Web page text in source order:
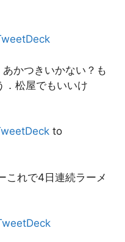
あかつきいかない？も
．松屋でもいいけ
to
これで4日連続ラーメ